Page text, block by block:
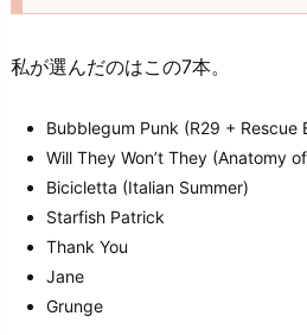
私が選んだのはこの7本。
Bubblegum Punk (R29 + Rescue
Will They Won’t They (Anatomy
Bicicletta (Italian Summer)
Starfish Patrick
Thank You
Jane
Grunge